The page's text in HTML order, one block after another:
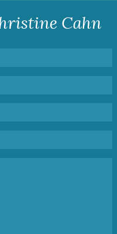
Cahn